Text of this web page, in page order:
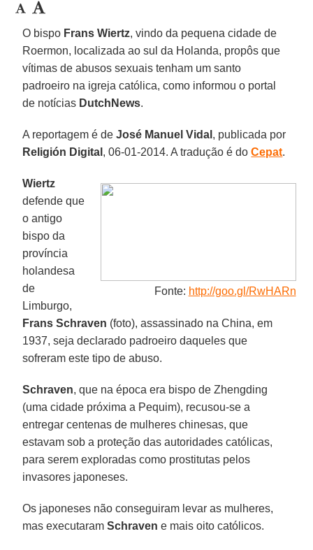
O bispo Frans Wiertz, vindo da pequena cidade de
Roermon, localizada ao sul da Holanda, propôs que
vítimas de abusos sexuais tenham um santo
padroeiro na igreja católica, como informou o portal
de notícias DutchNews.
A reportagem é deJosé Manuel Vidal , publicada por
Religión Digital , 06-01-2014. A tradução é doCepat.
Fonte: http://goo.gl/RwHARn
Wiertz
defende que
o antigo
bispo da
província
holandesa
de
Limburgo,
Frans Schraven (foto), assassinado na China, em
1937, seja declarado padroeiro daqueles que
sofreram este tipo de abuso.
Schraven, que na época era bispo de Zhengding
(uma cidade próxima a Pequim), recusou-se a
entregar centenas de mulheres chinesas, que
estavam sob a proteção das autoridades católicas,
para serem exploradas como prostitutas pelos
invasores japoneses.
Os japoneses não conseguiram levar as mulheres,
mas executaramSchraven e mais oito católicos.